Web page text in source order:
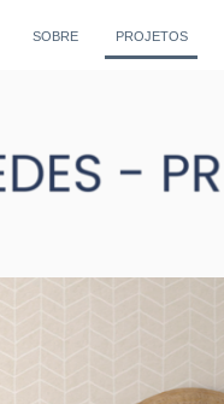
SOBRE PROJETOS